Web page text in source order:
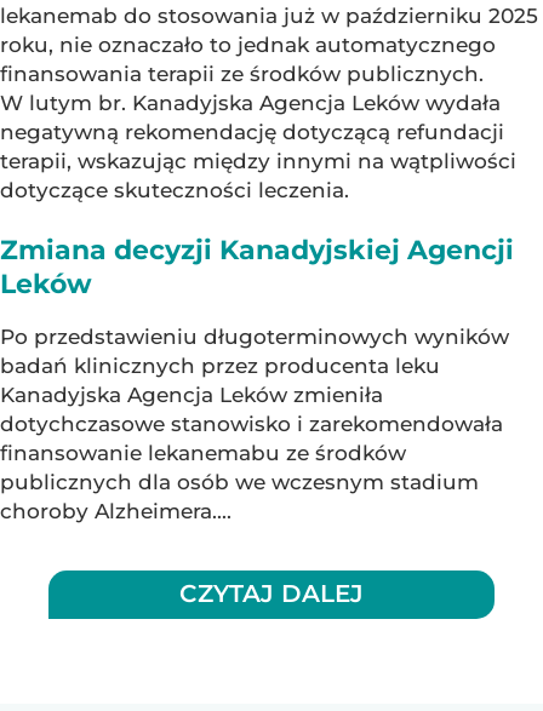
lekanemab do stosowania już w październiku 2025
roku, nie oznaczało to jednak automatycznego
finansowania terapii ze środków publicznych.
W lutym br. Kanadyjska Agencja Leków wydała
negatywną rekomendację dotyczącą refundacji
terapii, wskazując między innymi na wątpliwości
dotyczące skuteczności leczenia.
Zmiana decyzji Kanadyjskiej Agencji
Leków
Po przedstawieniu długoterminowych wyników
badań klinicznych przez producenta leku
Kanadyjska Agencja Leków zmieniła
dotychczasowe stanowisko i zarekomendowała
finansowanie lekanemabu ze środków
publicznych dla osób we wczesnym stadium
choroby Alzheimera....
CZYTAJ DALEJ